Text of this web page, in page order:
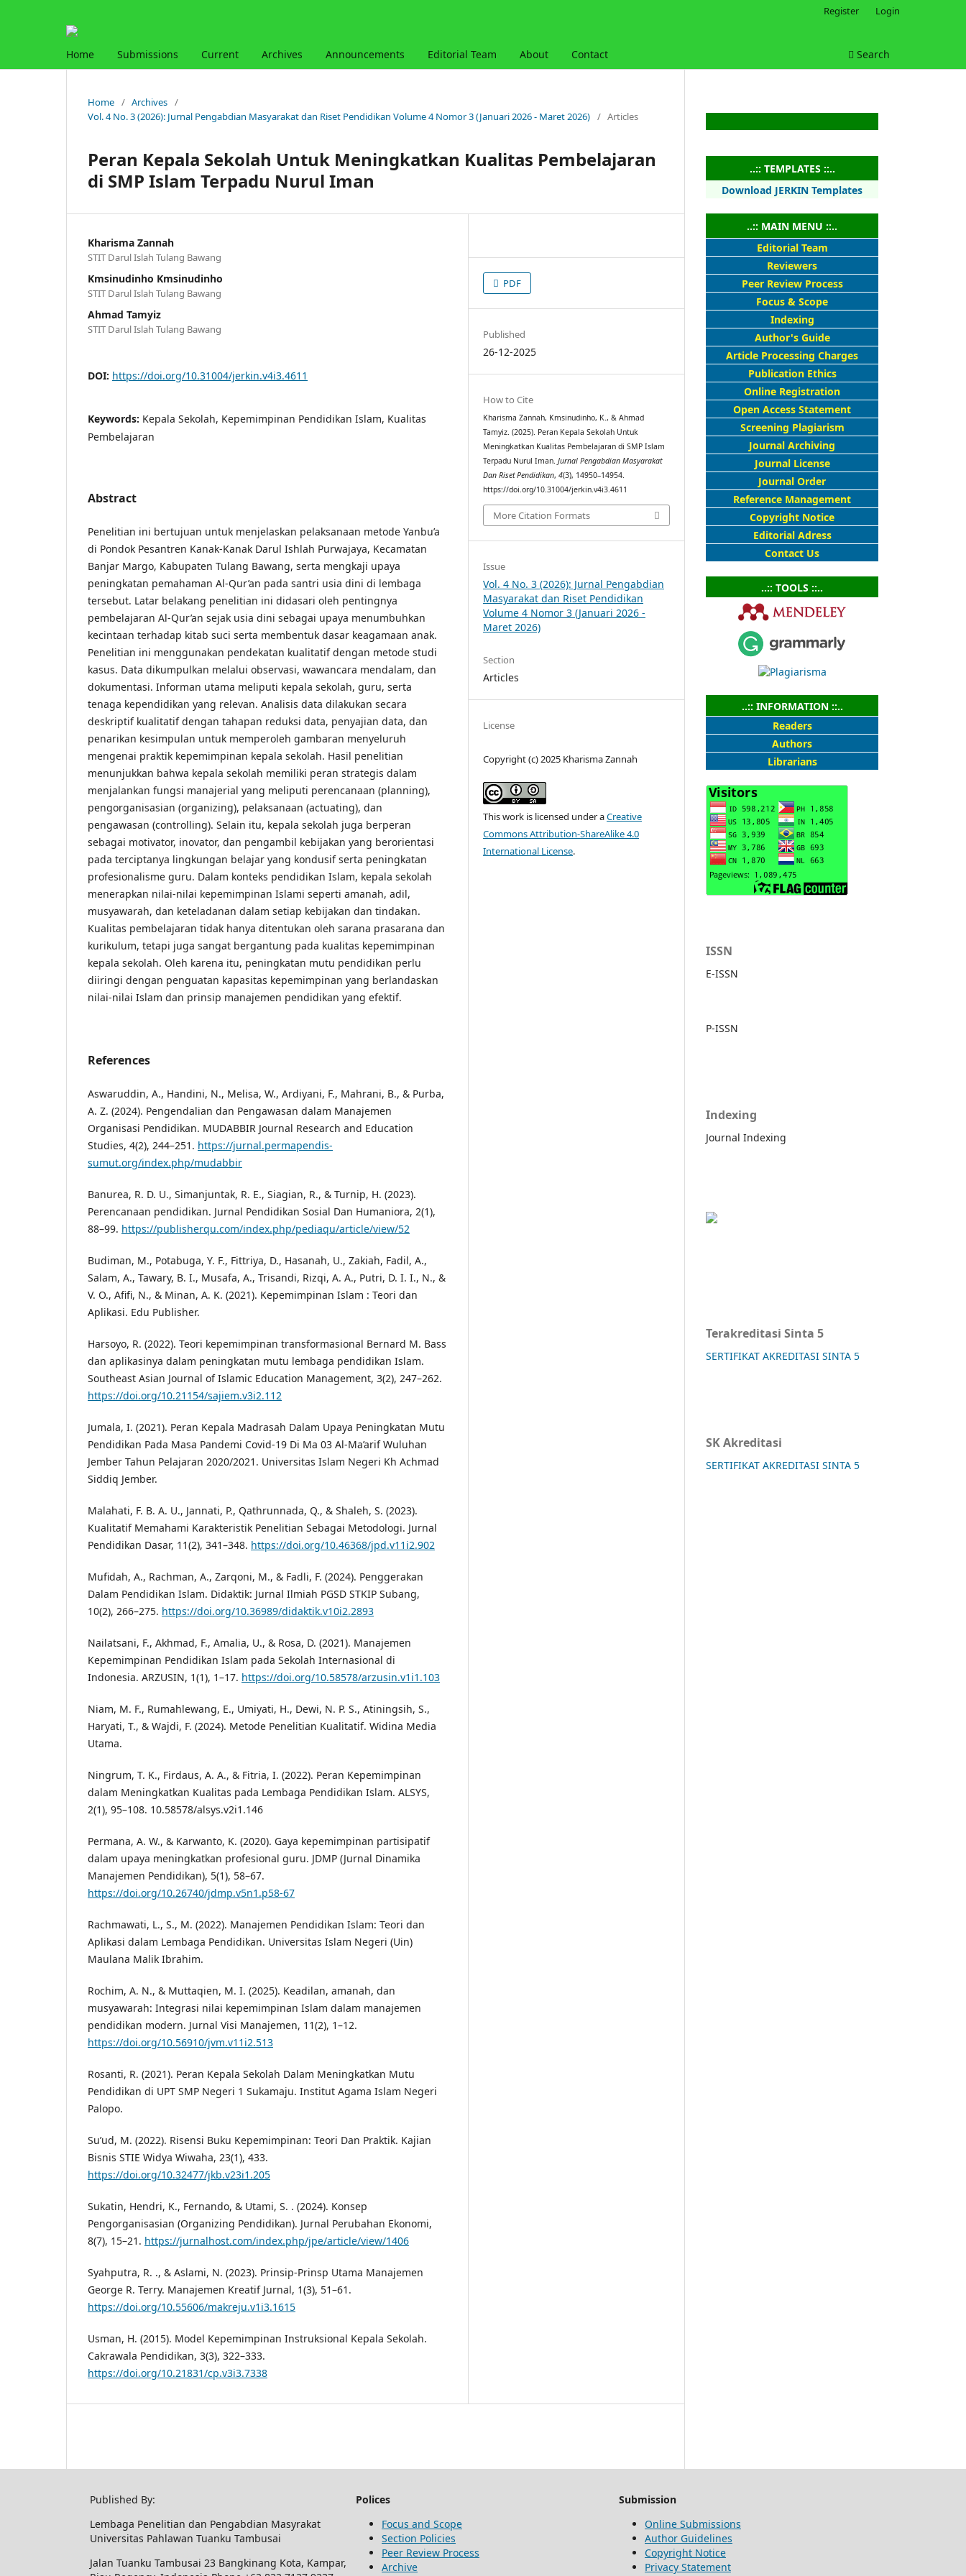
Home Submissions Current Archives Announcements Editorial Team About Contact Search
Register Login
Home / Archives /
Vol. 4 No. 3 (2026): Jurnal Pengabdian Masyarakat dan Riset Pendidikan Volume 4 Nomor 3 (Januari 2026 - Maret 2026) / Articles
Peran Kepala Sekolah Untuk Meningkatkan Kualitas Pembelajaran
di SMP Islam Terpadu Nurul Iman
Kharisma Zannah
STIT Darul Islah Tulang Bawang
Kmsinudinho Kmsinudinho
STIT Darul Islah Tulang Bawang
Ahmad Tamyiz
STIT Darul Islah Tulang Bawang
DOI: https://doi.org/10.31004/jerkin.v4i3.4611
Keywords: Kepala Sekolah, Kepemimpinan Pendidikan Islam, Kualitas
Pembelajaran
Abstract
Penelitian ini bertujuan untuk menjelaskan pelaksanaan metode Yanbu’a
di Pondok Pesantren Kanak-Kanak Darul Ishlah Purwajaya, Kecamatan
Banjar Margo, Kabupaten Tulang Bawang, serta mengkaji upaya
peningkatan pemahaman Al-Qur’an pada santri usia dini di lembaga
tersebut. Latar belakang penelitian ini didasari oleh pentingnya
pembelajaran Al-Qur’an sejak usia dini sebagai upaya menumbuhkan
kecintaan terhadap kitab suci serta membentuk dasar keagamaan anak.
Penelitian ini menggunakan pendekatan kualitatif dengan metode studi
kasus. Data dikumpulkan melalui observasi, wawancara mendalam, dan
dokumentasi. Informan utama meliputi kepala sekolah, guru, serta
tenaga kependidikan yang relevan. Analisis data dilakukan secara
deskriptif kualitatif dengan tahapan reduksi data, penyajian data, dan
penarikan kesimpulan untuk memperoleh gambaran menyeluruh
mengenai praktik kepemimpinan kepala sekolah. Hasil penelitian
menunjukkan bahwa kepala sekolah memiliki peran strategis dalam
menjalankan fungsi manajerial yang meliputi perencanaan (planning),
pengorganisasian (organizing), pelaksanaan (actuating), dan
pengawasan (controlling). Selain itu, kepala sekolah juga berperan
sebagai motivator, inovator, dan pengambil kebijakan yang berorientasi
pada terciptanya lingkungan belajar yang kondusif serta peningkatan
profesionalisme guru. Dalam konteks pendidikan Islam, kepala sekolah
menerapkan nilai-nilai kepemimpinan Islami seperti amanah, adil,
musyawarah, dan keteladanan dalam setiap kebijakan dan tindakan.
Kualitas pembelajaran tidak hanya ditentukan oleh sarana prasarana dan
kurikulum, tetapi juga sangat bergantung pada kualitas kepemimpinan
kepala sekolah. Oleh karena itu, peningkatan mutu pendidikan perlu
diiringi dengan penguatan kapasitas kepemimpinan yang berlandaskan
nilai-nilai Islam dan prinsip manajemen pendidikan yang efektif.
References
Aswaruddin, A., Handini, N., Melisa, W., Ardiyani, F., Mahrani, B., & Purba,
A. Z. (2024). Pengendalian dan Pengawasan dalam Manajemen
Organisasi Pendidikan. MUDABBIR Journal Research and Education
Studies, 4(2), 244–251. https://jurnal.permapendis-
sumut.org/index.php/mudabbir
Banurea, R. D. U., Simanjuntak, R. E., Siagian, R., & Turnip, H. (2023).
Perencanaan pendidikan. Jurnal Pendidikan Sosial Dan Humaniora, 2(1),
88–99. https://publisherqu.com/index.php/pediaqu/article/view/52
Budiman, M., Potabuga, Y. F., Fittriya, D., Hasanah, U., Zakiah, Fadil, A.,
Salam, A., Tawary, B. I., Musafa, A., Trisandi, Rizqi, A. A., Putri, D. I. I., N., &
V. O., Afifi, N., & Minan, A. K. (2021). Kepemimpinan Islam : Teori dan
Aplikasi. Edu Publisher.
Harsoyo, R. (2022). Teori kepemimpinan transformasional Bernard M. Bass
dan aplikasinya dalam peningkatan mutu lembaga pendidikan Islam.
Southeast Asian Journal of Islamic Education Management, 3(2), 247–262.
https://doi.org/10.21154/sajiem.v3i2.112
Jumala, I. (2021). Peran Kepala Madrasah Dalam Upaya Peningkatan Mutu
Pendidikan Pada Masa Pandemi Covid-19 Di Ma 03 Al-Ma’arif Wuluhan
Jember Tahun Pelajaran 2020/2021. Universitas Islam Negeri Kh Achmad
Siddiq Jember.
Malahati, F. B. A. U., Jannati, P., Qathrunnada, Q., & Shaleh, S. (2023).
Kualitatif Memahami Karakteristik Penelitian Sebagai Metodologi. Jurnal
Pendidikan Dasar, 11(2), 341–348. https://doi.org/10.46368/jpd.v11i2.902
Mufidah, A., Rachman, A., Zarqoni, M., & Fadli, F. (2024). Penggerakan
Dalam Pendidikan Islam. Didaktik: Jurnal Ilmiah PGSD STKIP Subang,
10(2), 266–275. https://doi.org/10.36989/didaktik.v10i2.2893
Nailatsani, F., Akhmad, F., Amalia, U., & Rosa, D. (2021). Manajemen
Kepemimpinan Pendidikan Islam pada Sekolah Internasional di
Indonesia. ARZUSIN, 1(1), 1–17. https://doi.org/10.58578/arzusin.v1i1.103
Niam, M. F., Rumahlewang, E., Umiyati, H., Dewi, N. P. S., Atiningsih, S.,
Haryati, T., & Wajdi, F. (2024). Metode Penelitian Kualitatif. Widina Media
Utama.
Ningrum, T. K., Firdaus, A. A., & Fitria, I. (2022). Peran Kepemimpinan
dalam Meningkatkan Kualitas pada Lembaga Pendidikan Islam. ALSYS,
2(1), 95–108. 10.58578/alsys.v2i1.146
Permana, A. W., & Karwanto, K. (2020). Gaya kepemimpinan partisipatif
dalam upaya meningkatkan profesional guru. JDMP (Jurnal Dinamika
Manajemen Pendidikan), 5(1), 58–67.
https://doi.org/10.26740/jdmp.v5n1.p58-67
Rachmawati, L., S., M. (2022). Manajemen Pendidikan Islam: Teori dan
Aplikasi dalam Lembaga Pendidikan. Universitas Islam Negeri (Uin)
Maulana Malik Ibrahim.
Rochim, A. N., & Muttaqien, M. I. (2025). Keadilan, amanah, dan
musyawarah: Integrasi nilai kepemimpinan Islam dalam manajemen
pendidikan modern. Jurnal Visi Manajemen, 11(2), 1–12.
https://doi.org/10.56910/jvm.v11i2.513
Rosanti, R. (2021). Peran Kepala Sekolah Dalam Meningkatkan Mutu
Pendidikan di UPT SMP Negeri 1 Sukamaju. Institut Agama Islam Negeri
Palopo.
Su’ud, M. (2022). Risensi Buku Kepemimpinan: Teori Dan Praktik. Kajian
Bisnis STIE Widya Wiwaha, 23(1), 433.
https://doi.org/10.32477/jkb.v23i1.205
Sukatin, Hendri, K., Fernando, & Utami, S. . (2024). Konsep
Pengorganisasian (Organizing Pendidikan). Jurnal Perubahan Ekonomi,
8(7), 15–21. https://jurnalhost.com/index.php/jpe/article/view/1406
Syahputra, R. ., & Aslami, N. (2023). Prinsip-Prinsp Utama Manajemen
George R. Terry. Manajemen Kreatif Jurnal, 1(3), 51–61.
https://doi.org/10.55606/makreju.v1i3.1615
Usman, H. (2015). Model Kepemimpinan Instruksional Kepala Sekolah.
Cakrawala Pendidikan, 3(3), 322–333.
https://doi.org/10.21831/cp.v3i3.7338
PDF
Published
26-12-2025
How to Cite
Kharisma Zannah, Kmsinudinho, K., & Ahmad
Tamyiz. (2025). Peran Kepala Sekolah Untuk
Meningkatkan Kualitas Pembelajaran di SMP Islam
Terpadu Nurul Iman.Jurnal Pengabdian Masyarakat
Dan Riset Pendidikan,4(3), 14950–14954.
https://doi.org/10.31004/jerkin.v4i3.4611
More Citation Formats
Issue
Vol. 4 No. 3 (2026): Jurnal Pengabdian
Masyarakat dan Riset Pendidikan
Volume 4 Nomor 3 (Januari 2026 -
Maret 2026)
Section
Articles
License
Copyright (c) 2025 Kharisma Zannah
This work is licensed under aCreative
Commons Attribution-ShareAlike 4.0
International License.
..:: TEMPLATES ::..
Download JERKIN Templates
..:: MAIN MENU ::..
Editorial Team
Reviewers
Peer Review Process
Focus & Scope
Indexing
Author's Guide
Article Processing Charges
Publication Ethics
Online Registration
Open Access Statement
Screening Plagiarism
Journal Archiving
Journal License
Journal Order
Reference Management
Copyright Notice
Editorial Adress
Contact Us
..:: TOOLS ::..
..:: INFORMATION ::..
Readers
Authors
Librarians
ISSN
E-ISSN
P-ISSN
Indexing
Journal Indexing
Terakreditasi Sinta 5
SERTIFIKAT AKREDITASI SINTA 5
SK Akreditasi
SERTIFIKAT AKREDITASI SINTA 5
Published By:
Lembaga Penelitian dan Pengabdian Masyrakat
Universitas Pahlawan Tuanku Tambusai
Jalan Tuanku Tambusai 23 Bangkinang Kota, Kampar,
Polices
Focus and Scope
Section Policies
Peer Review Process
Archive
Submission
Online Submissions
Author Guidelines
Copyright Notice
Privacy Statement